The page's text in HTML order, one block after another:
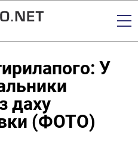
У
даху
(ФОТО)